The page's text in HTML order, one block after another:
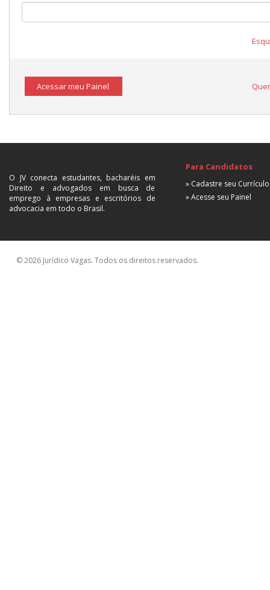
Acessar meu Painel
O JV conecta estudantes, bacharéis em
Direito e advogados em busca de
emprego à empresas e escritórios de
advocacia em todo o Brasil.
Para Candidatos
» Cadastre seu Currículo
» Acesse seu Painel
© 2026 Jurídico Vagas. Todos os direitos reservados.